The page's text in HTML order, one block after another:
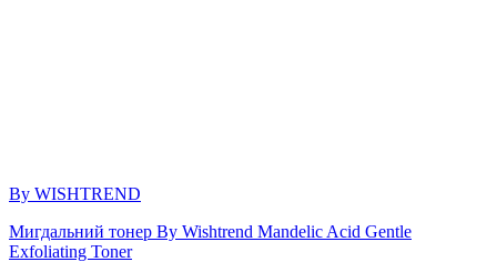
By WISHTREND
Мигдальний тонер By Wishtrend Mandelic Acid Gentle
Exfoliating Toner